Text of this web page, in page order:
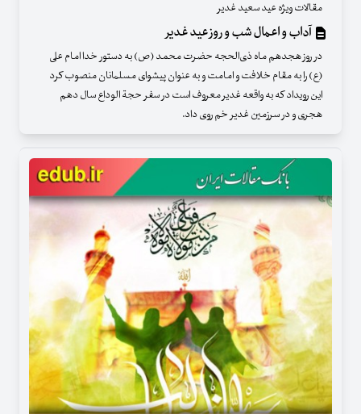
مقالات ویژه عید سعید غدیر
آداب و اعمال شب و روز عید غدیر
در روز هجدهم ماه ذی‌الحجه حضرت محمد (ص) به دستور خدا امام علی
(ع) را به مقام خلافت و امامت و به عنوان پیشوای مسلمانان منصوب کرد
این رویداد که به واقعه غدیر معروف است در سفر حجة الوداع سال دهم
هجری و در سرزمین غدیر خم روی داد.